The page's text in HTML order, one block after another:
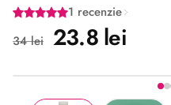
1 recenzie
34 lei 23.8 lei